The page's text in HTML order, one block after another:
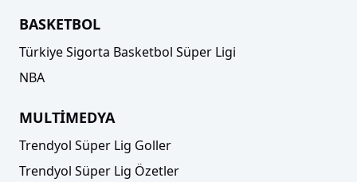
BASKETBOL
Türkiye Sigorta Basketbol Süper Ligi
NBA
MULTİMEDYA
Trendyol Süper Lig Goller
Trendyol Süper Lig Özetler